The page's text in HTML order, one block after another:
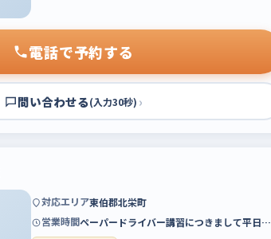
電話で予約する
問い合わせる(入力30秒) ›
対応エリア東伯郡北栄町
営業時間ペーパードライバー講習につきまして平日…